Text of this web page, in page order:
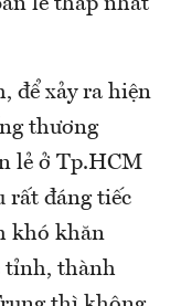
để xảy ra hiện
thương
lẻ ở Tp.HCM
rất đáng tiếc
khó khăn
tỉnh, thành